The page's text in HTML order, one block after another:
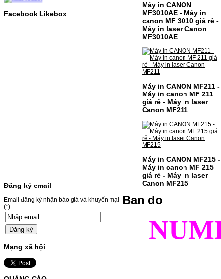
MFC-9120CN/HL-3040CN MÃ HỘP MỰC:–
(Đen) SỬ DỤNG CHO MÁY IN:– Brother
HL-3040CN/MFC-9120CN– Mặt hàng
thường xuyên thay…
Giá : 499.000VND
Chọn mua
MỰC NẠP MÀU 119A CHO
DÒNG MÁY HP COLOR
Facebook Likebox
Đăng ký email
Email đăng ký nhận báo giá và khuyến mại
(*)
Mạng xã hội
Máy in CANON
MF3010AE - Máy in
canon MF 3010 giá rẻ -
Máy in laser Canon
MF3010AE
Máy in CANON MF211 -
Máy in canon MF 211
giá rẻ - Máy in laser
Canon MF211
Máy in CANON MF215 -
Máy in canon MF 215
giá rẻ - Máy in laser
Canon MF215
Ban do